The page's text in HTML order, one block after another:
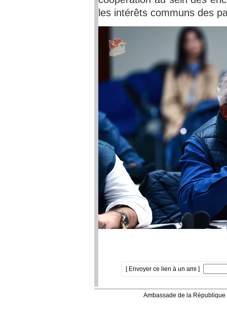
les intérêts communs des
[ Envoyer ce lien à un ami ]
Ambassade de la